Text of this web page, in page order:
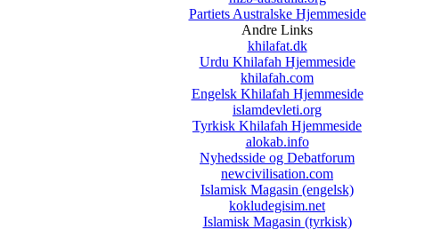
Partiets Australske Hjemmeside
Andre Links
khilafat.dk
Urdu Khilafah Hjemmeside
khilafah.com
Engelsk Khilafah Hjemmeside
islamdevleti.org
Tyrkisk Khilafah Hjemmeside
alokab.info
Nyhedsside og Debatforum
newcivilisation.com
Islamisk Magasin (engelsk)
kokludegisim.net
Islamisk Magasin (tyrkisk)